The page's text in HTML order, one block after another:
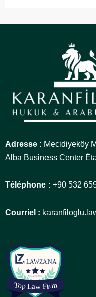
Adresse : Mecidiyeköy
Alba Business Center
Téléphone : +90 532
Courriel :